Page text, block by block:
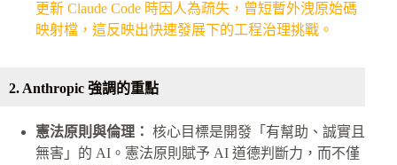
更新 Claude Code 時因人為疏失，曾短暫外洩原始碼
映射檔，這反映出快速發展下的工程治理挑戰。
2. Anthropic 強調的重點
憲法原則與倫理： 核心目標是開發「有幫助、誠實且
無害」的 AI。憲法原則賦予 AI 道德判斷力，而不僅